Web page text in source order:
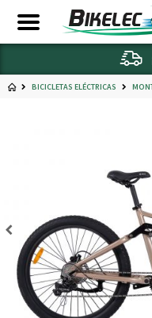
BICICLETAS ELÉCTRICAS